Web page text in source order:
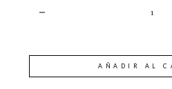
AÑADIR AL